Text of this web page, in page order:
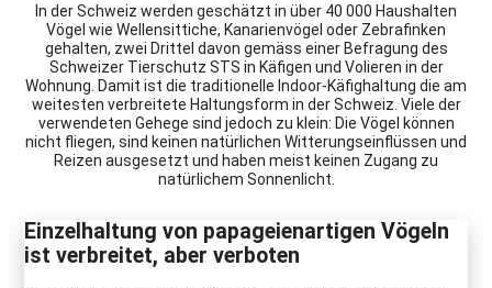
In der Schweiz werden geschätzt in über 40 000 Haushalten
Vögel wie Wellensittiche, Kanarienvögel oder Zebrafinken
gehalten, zwei Drittel davon gemäss einer Befragung des
Schweizer Tierschutz STS in Käfigen und Volieren in der
Wohnung. Damit ist die traditionelle Indoor-Käfighaltung die am
weitesten verbreitete Haltungsform in der Schweiz. Viele der
verwendeten Gehege sind jedoch zu klein: Die Vögel können
nicht fliegen, sind keinen natürlichen Witterungseinflüssen und
Reizen ausgesetzt und haben meist keinen Zugang zu
natürlichem Sonnenlicht.
Einzelhaltung von papageienartigen Vögeln
ist verbreitet, aber verboten